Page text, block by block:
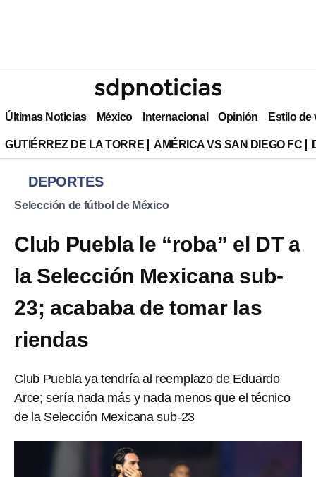
Últimas Noticias México Internacional Opinión Estilo de
GUTIÉRREZ DE LA TORRE AMÉRICA VS SAN DIEGO FC
DEPORTES
Selección de fútbol de México
Club Puebla le “roba” el DT a
la Selección Mexicana sub-
23; acababa de tomar las
riendas
Club Puebla ya tendría al reemplazo de Eduardo
Arce; sería nada más y nada menos que el técnico
de la Selección Mexicana sub-23